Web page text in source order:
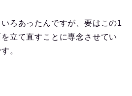
ろあったんですが、要はこの1
立て直すことに専念させてい
。